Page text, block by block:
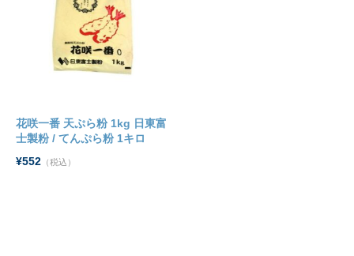
花咲一番 天ぷら粉 1kg 日東富
士製粉 / てんぷら粉 1キロ
¥552 （税込）